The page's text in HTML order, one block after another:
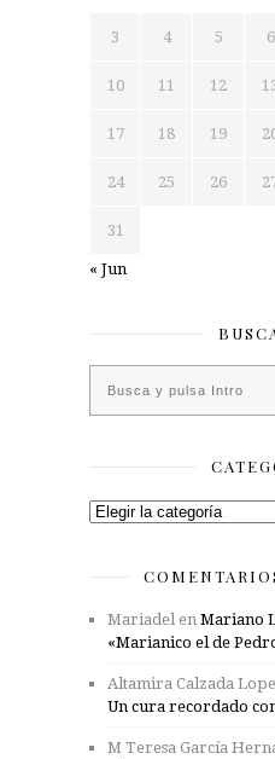
3 4 5 6
10 11 12
17 18 19
24 25 26
31
« Jun
Categorías
Mariadelen Mariano
«Marianico el de
Altamira Calzada
Un cura recordado
M Teresa García